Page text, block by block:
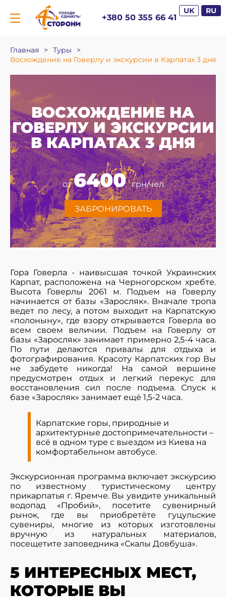
UK RU
+380 50 355 66 41
Главная > Туры
>
Восхождение на Говерлу и экскурсии в Карпатах 3 дня
ВОСХОЖДЕНИЕ НА
ГОВЕРЛУ И ЭКСКУРСИИ
В КАРПАТАХ 3 ДНЯ
от6400грн/чел
ЗАБРОНИРОВАТЬ
Гора Говерла - наивысшая точкой Украинских
Карпат, расположена на Черногорском хребте.
Высота Говерлы 2061 м. Подъем на Говерлу
начинается от базы «Заросляк». Вначале тропа
ведет по лесу, а потом выходит на Карпатскую
«полоныну», где взору открывается Говерла во
всем своем величии. Подъем на Говерлу от
базы «Заросляк» занимает примерно 2,5-4 часа.
По пути делаются привалы для отдыха и
фотографирования. Красоту Карпатских гор Вы
не забудете никогда! На самой вершине
предусмотрен отдых и легкий перекус для
восстановления сил после подъема. Спуск к
базе «Заросляк» занимает ещё 1,5-2 часа.
Карпатские горы, природные и
архитектурные достопримечательности –
всё в одном туре с выездом из Киева на
комфортабельном автобусе.
Экскурсионная программа включает экскурсию
по известному туристическому центру
прикарпатья г. Яремче. Вы увидите уникальный
водопад «Пробий», посетите сувенирный
рынок, где вы приобретёте гуцульские
сувениры, многие из которых изготовлены
вручную из натуральных материалов,
посещетите заповедника «Скалы Довбуша».
5 ИНТЕРЕСНЫХ МЕСТ,
КОТОРЫЕ ВЫ